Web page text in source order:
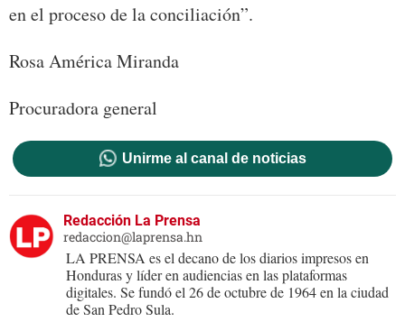
en el proceso de la conciliación”.
Rosa América Miranda
Procuradora general
Unirme al canal de noticias
Redacción La Prensa
redaccion@laprensa.hn
LA PRENSA es el decano de los diarios impresos en
Honduras y líder en audiencias en las plataformas
digitales. Se fundó el 26 de octubre de 1964 en la ciudad
de San Pedro Sula.